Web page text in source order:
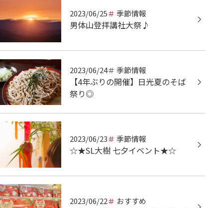
2023/06/25 季節情報
男体山登拝講社大祭♪
2023/06/24 季節情報
【4年ぶりの開催】日光夏のそば
祭り◎
2023/06/23 季節情報
☆★SL大樹 七夕イベント★☆
2023/06/22 おすすめ